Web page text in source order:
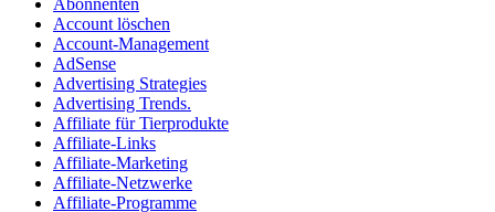
Abonnenten
Account löschen
Account-Management
AdSense
Advertising Strategies
Advertising Trends.
Affiliate für Tierprodukte
Affiliate-Links
Affiliate-Marketing
Affiliate-Netzwerke
Affiliate-Programme